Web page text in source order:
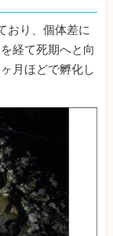
おり、個体差に
経て死期へと向
月ほどで孵化し